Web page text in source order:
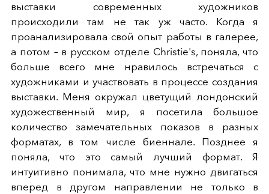
выставки современных художников
происходили там не так уж часто. Когда я
проанализировала свой опыт работы в галерее,
а потом – в русском отделе Christie's, поняла, что
больше всего мне нравилось встречаться с
художниками и участвовать в процессе создания
выставки. Меня окружал цветущий лондонский
художественный мир, я посетила большое
количество замечательных показов в разных
форматах, в том числе биеннале. Позднее я
поняла, что это самый лучший формат. Я
интуитивно понимала, что мне нужно двигаться
вперед в другом направлении не только в